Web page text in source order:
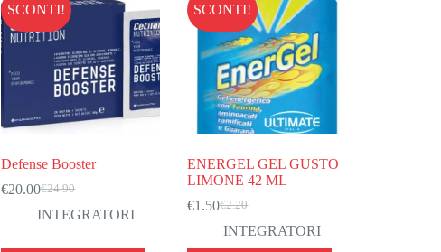
SCONTI!
Defense Booster
€24.90
Il
prezzo
€20.00Il
prezzo
INTEGRATORI
SCONTI!
ENERGEL GEL GUSTO
LIMONE 42 ML
€2.20
Il
prezzo
€1.50Il
prezzo
INTEGRATORI